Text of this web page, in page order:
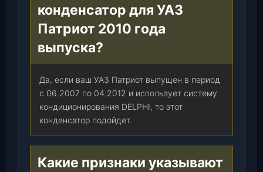
6
8
конденсатор для УАЗ
Патриот 2010 года
выпуска?
Да, если ваш УАЗ Патриот выпущен в период
с 06.2007 по 04.2012 и использует систему
кондиционирования DELPHI, то этот
конденсатор подойдет.
Какие признаки указывают